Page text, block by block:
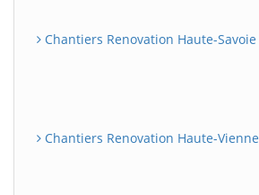
Chantiers Renovation Haute-Savoie
Chantiers Renovation Haute-Vienne